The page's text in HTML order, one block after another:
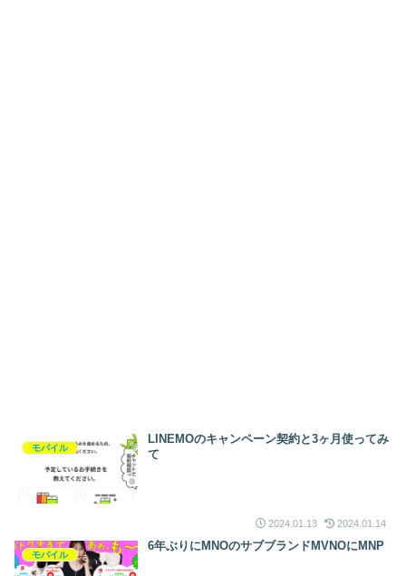
モバイル
LINEMOのキャンペーン契約と3ヶ月使ってみ
て
2024.01.13 2024.01.14
モバイル
6年ぶりにMNOのサブブランドMVNOにMNP